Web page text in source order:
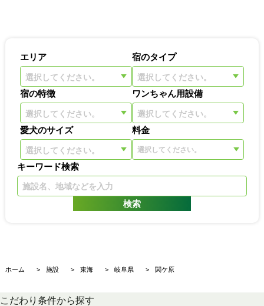
エリア
選択してください。
宿のタイプ
選択してください。
宿の特徴
選択してください。
ワンちゃん用設備
選択してください。
愛犬のサイズ
選択してください。
料金
キーワード検索
ホーム 施設 東海 岐阜県 関ケ原
こだわり条件から探す